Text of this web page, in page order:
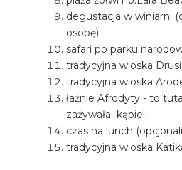
degustacja w winiarni
osobę)
safari po parku
tradycyjna wioska
tradycyjna wioska
łaźnie Afrodyty - to
zażywała kąpieli
czas na lunch
tradycyjna wioska